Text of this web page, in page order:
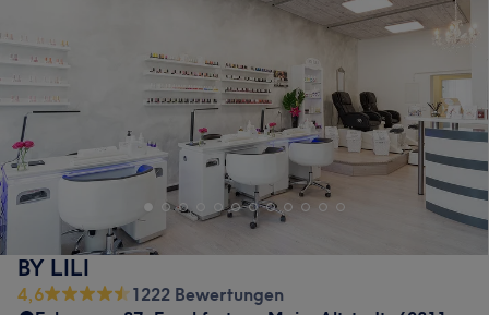
BY LILI
4,6
1222 Bewertungen